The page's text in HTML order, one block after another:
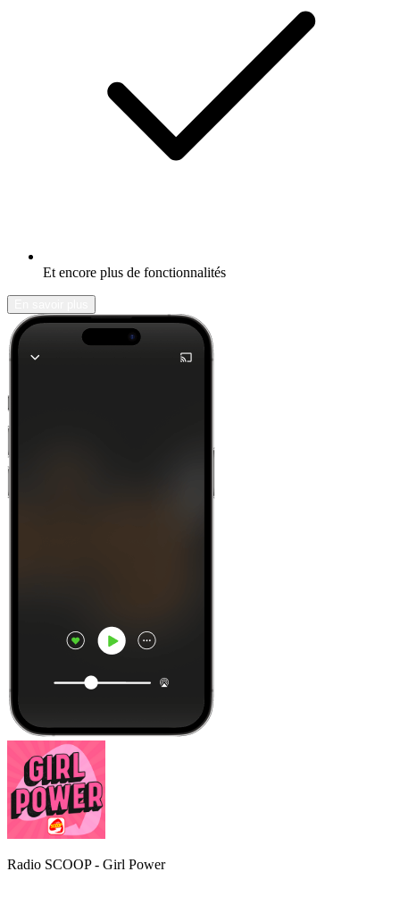
Et encore plus de fonctionnalités
Radio SCOOP - Girl Power